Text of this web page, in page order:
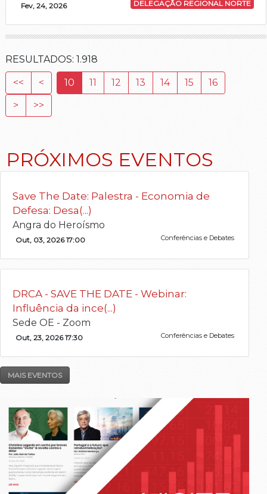
Fev, 24, 2026 DELEGAÇÃO REGIONAL NORTE
RESULTADOS: 1.918
<< < 10 11 12 13 14 15
16
>
>>
PRÓXIMOS EVENTOS
Save The Date: Palestra - Economia de
Defesa: Desa(...)
Angra do Heroísmo
Out, 03, 2026 17:00 Conferências e Debates
DRCA - SAVE THE DATE - Webinar:
Influência da ince(...)
Sede OE - Zoom
Out, 23, 2026 17:30 Conferências e Debates
MAIS EVENTOS